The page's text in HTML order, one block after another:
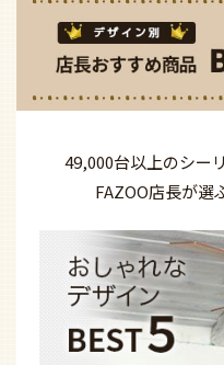
49,000台以上のシー
FAZOO店長が選